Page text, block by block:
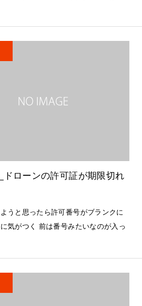
ドローンの許可証が期限切れ
うと思ったら許可番号がブランクに
気がつく 前は番号みたいなのが入っ